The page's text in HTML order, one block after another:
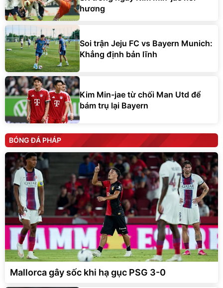
hương
Soi trận Jeju FC vs Bayern Munich:
Khẳng định bản lĩnh
Kim Min-jae từ chối Man Utd để
bám trụ lại Bayern
BÓNG ĐÁ PHÁP
Mallorca gây sốc khi hạ gục PSG 3-0